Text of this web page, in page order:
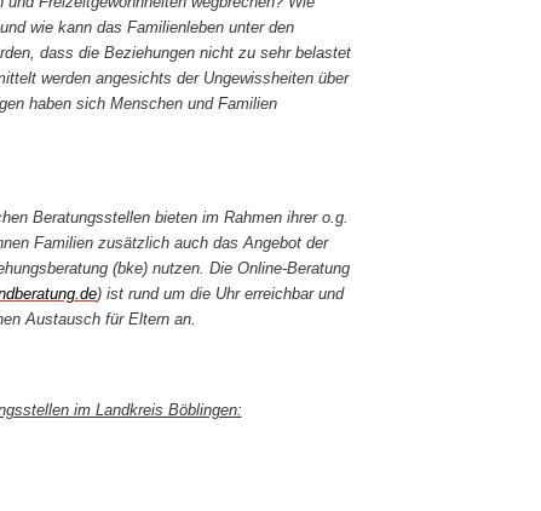
wie kann das Familienleben unter den
dass die Beziehungen nicht zu sehr belastet
werden angesichts der Ungewissheiten über
haben sich Menschen und Familien
Beratungsstellen bieten im Rahmen ihrer o.g.
Familien zusätzlich auch das Angebot der
(bke) nutzen. Die Online-Beratung
) ist rund um die Uhr erreichbar und
Austausch für Eltern an.
im Landkreis Böblingen: